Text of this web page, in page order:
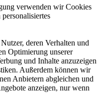
verwenden wir Cookies
deren Verhalten und
Optimierung unserer
und Inhalte anzuzeigen
Außerdem können wir
Anbietern abgleichen und
anzeigen, nur wenn